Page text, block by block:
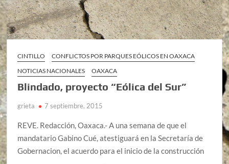
CINTILLO
CONFLICTOS POR PARQUES EÓLICOS EN OAXACA
NOTICIAS NACIONALES
OAXACA
Blindado, proyecto “Eólica del Sur”
grieta 7 septiembre, 2015
REVE. Redacción, Oaxaca.- A una semana de que el
mandatario Gabino Cué, atestiguará en la Secretaría de
Gobernacion, el acuerdo para el inicio de la construcción